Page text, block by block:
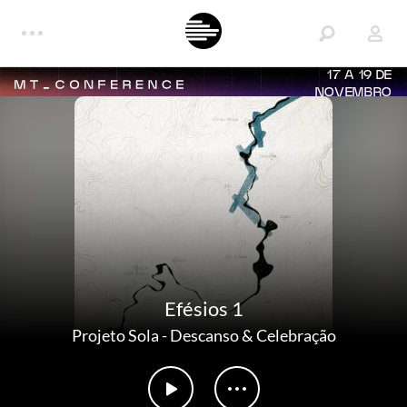
17 A 19 DE
NOVEMBRO
Efésios 1
Projeto Sola-Descanso & Celebração